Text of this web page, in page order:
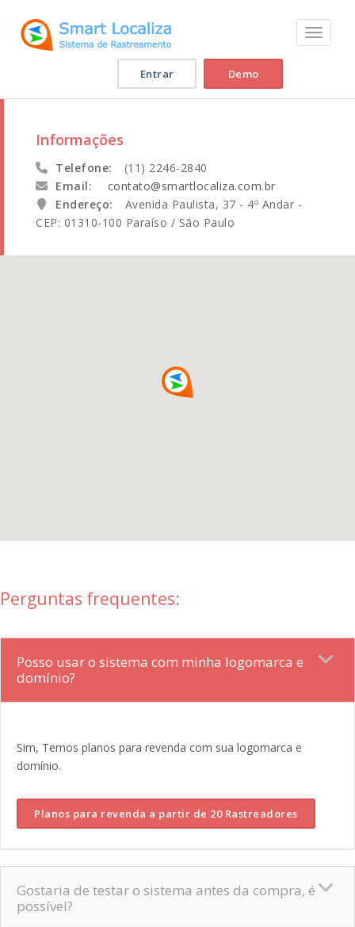
Toggle
Entrar Demo
Informações
Telefone:
(11) 2246-2840
Email:
contato@smartlocaliza.com.br
Endereço:
Avenida Paulista, 37 - 4º Andar -
CEP: 01310-100 Paraíso / São Paulo
Perguntas frequentes:
Posso usar o sistema com minha logomarca e
domínio?
Sim, Temos planos para revenda com sua logomarca e
domínio.
Planos para revenda a partir de 20 Rastreadores
Gostaria de testar o sistema antes da compra, é
possível?